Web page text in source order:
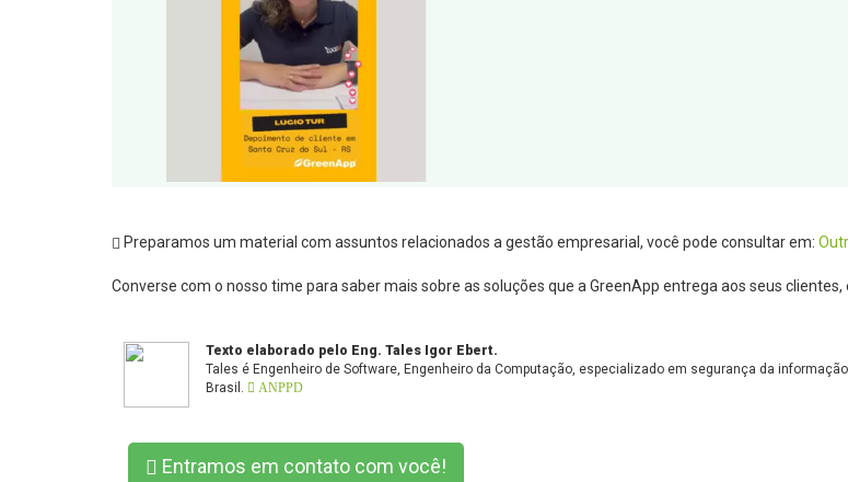
Preparamos um material com assuntos relacionados a gestão empresarial, você pode consultar em:
Converse com o nosso time para saber mais sobre as soluções que a GreenApp entrega aos seus
Texto elaborado pelo Eng. Tales Igor Ebert.
Tales é Engenheiro de Software, Engenheiro da Computação, especializado em segurança da
Brasil.
ANPPD
Entramos em contato com você!